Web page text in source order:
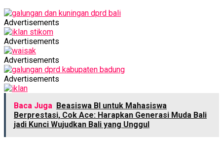
Advertisements
Advertisements
Advertisements
Advertisements
Baca Juga Beasiswa BI untuk Mahasiswa
Berprestasi, Cok Ace: Harapkan Generasi Muda Bali
jadi Kunci Wujudkan Bali yang Unggul